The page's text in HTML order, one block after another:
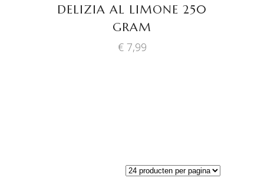
DELIZIA AL LIMONE 250
GRAM
€7,99